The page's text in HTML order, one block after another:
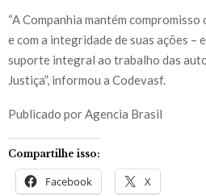
“A Companhia mantém
e com a integridade de suas ações –
suporte integral ao trabalho das
Justiça”, informou a Codevasf.
Publicado por Agencia Brasil
Compartilhe isso:
Facebook X